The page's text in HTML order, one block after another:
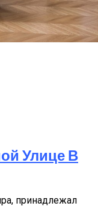
Улице В
принадлежал